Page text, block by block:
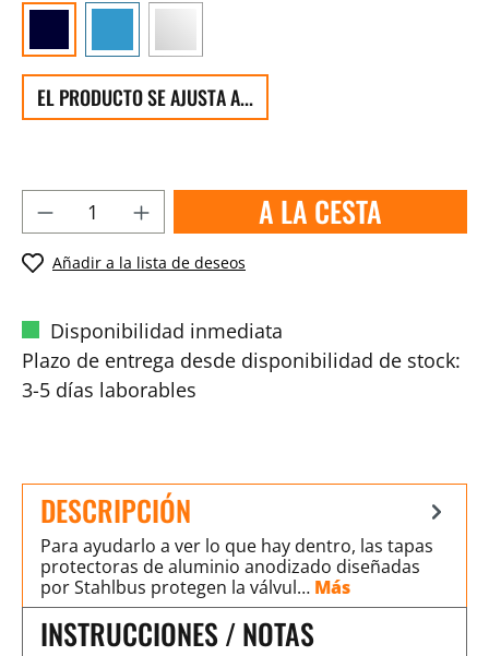
EL PRODUCTO SE AJUSTA A...
A LA CESTA
Añadir a la lista de deseos
Disponibilidad inmediata
Plazo de entrega desde disponibilidad de stock:
3-5 días laborables
DESCRIPCIÓN
Para ayudarlo a ver lo que hay dentro, las tapas
protectoras de aluminio anodizado diseñadas
por Stahlbus protegen la válvul… Más
INSTRUCCIONES / NOTAS